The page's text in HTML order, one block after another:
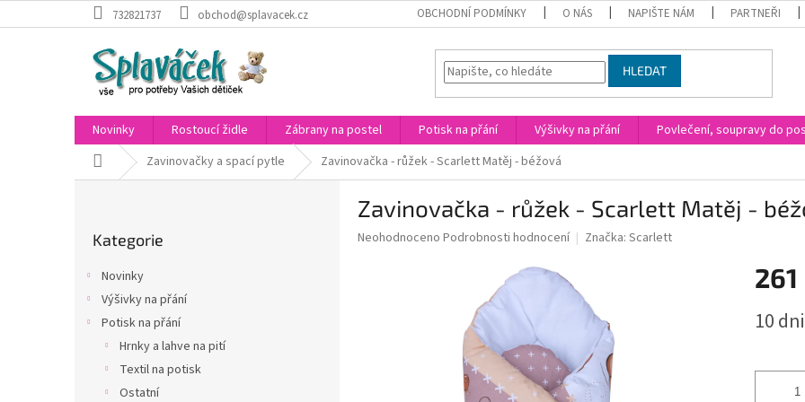
na
732821737 obchod@splavacek.cz OBCHODNÍ PODMÍNKY O NÁS NAPIŠTE NÁM PARTNEŘI
HLEDAT
Novinky Rostoucí židle Zábrany na postel Potisk na přání Výšivky na přání Povlečení, soupravy do
Domů Zavinovačky a spací pytle Zavinovačka - růžek - Scarlett Matěj - béžová
kategorie
Kategorie
Novinky
Výšivky na přání
Potisk na přání
Hrnky a lahve na pití
Textil na potisk
Ostatní
Zavinovačka - růžek - Scarlett Matěj -
Průměrné
Neohodnoceno Podrobnosti hodnocení Značka: Scarlett
261
cena:
10 dni